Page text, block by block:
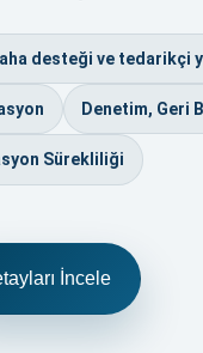
desteği ve tedarikçi
Denetim, Geri
Sürekliliği
İncele